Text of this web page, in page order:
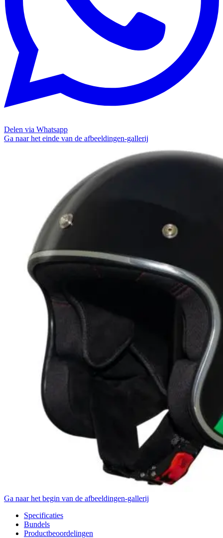
Delen via Whatsapp
Ga naar het einde van de afbeeldingen-gallerij
Ga naar het begin van de afbeeldingen-gallerij
Specificaties
Bundels
Productbeoordelingen